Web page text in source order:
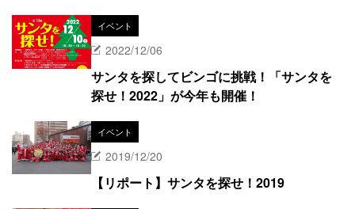
イベント
2022/12/06
サンタを探してビンゴに挑戦！「サンタを
探せ！2022」が今年も開催！
イベント
2019/12/20
【リポート】サンタを探せ！2019